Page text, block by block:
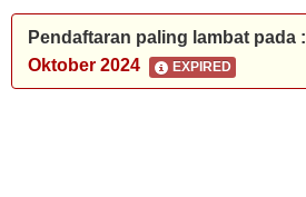
Pendaftaran paling lambat pada :
Oktober 2024
EXPIRED